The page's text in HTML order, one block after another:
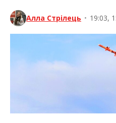
Алла Стрілець • 19:03,